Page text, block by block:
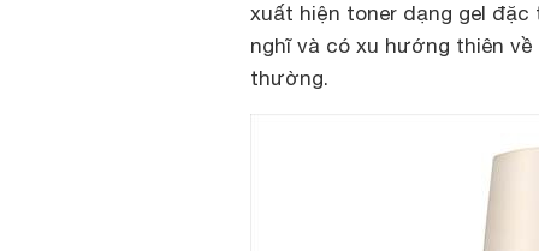
xuất hiện toner dạng gel
nghĩ và có xu hướng thiên
thường.